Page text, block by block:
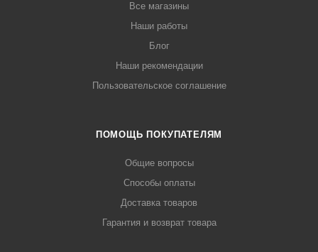
Все магазины
Наши работы
Блог
Наши рекомендации
Пользовательское соглашение
ПОМОЩЬ ПОКУПАТЕЛЯМ
Общие вопросы
Способы оплаты
Доставка товаров
Гарантия и возврат товара